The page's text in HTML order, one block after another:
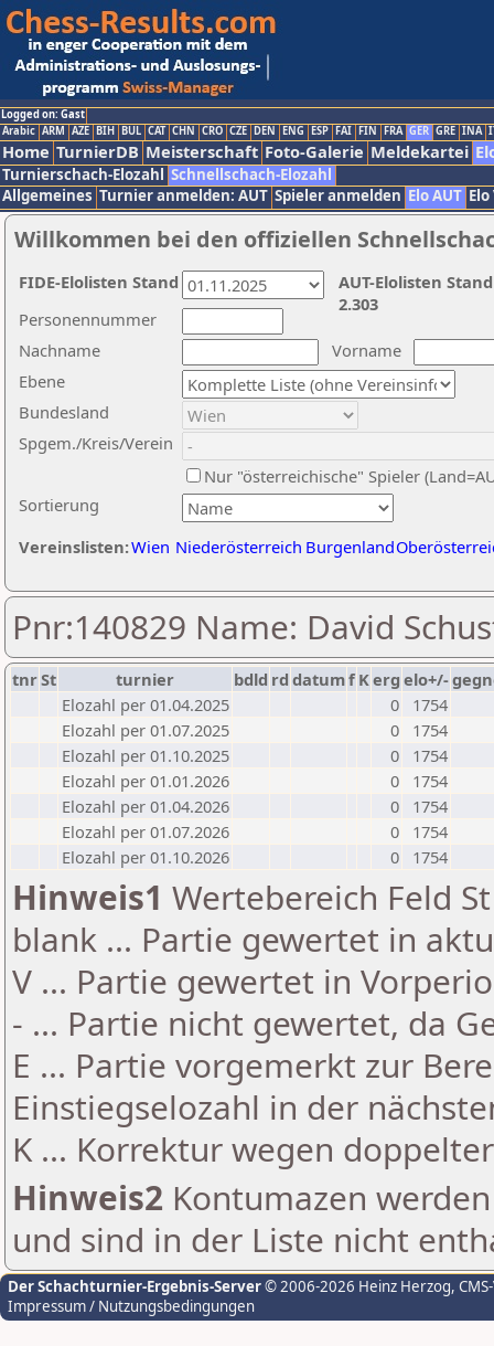
Logged on: Gast
Arabic ARM AZE BIH BUL CAT CHN CRO CZE DEN ENG ESP FAI FIN FRA GER GRE INA
Home TurnierDB Meisterschaft Foto-Galerie Meldekartei
Turnierschach-Elozahl Schnellschach-Elozahl
Allgemeines Turnier anmelden: AUT Spieler anmelden Elo AUT
Willkommen bei den offiziellen
Nachname
Vorname
Ebene
Sortierung
Personennummer
Bundesland
Spgem./Kreis/Verein
Nur "österreichische" Spieler
Vereinslisten:Wien Niederösterreich Burgenland
AUT-Elolisten
2.303
FIDE-Elolisten Stand
Pnr:140829 Name: David
tnrSt turnier bdld rd datumf Kerg elo+/-
Elozahl per 01.04.2025
0
1754
Elozahl per 01.07.2025
0
1754
Elozahl per 01.10.2025
0
1754
Elozahl per 01.01.2026
0
1754
Elozahl per 01.04.2026
0
1754
Elozahl per 01.07.2026
0
1754
Elozahl per 01.10.2026
0 1754
Hinweis1 Wertebereich Feld
blank ... Partie gewertet in
V ... Partie gewertet in
- ... Partie nicht gewertet, da
E ... Partie vorgemerkt zur
Einstiegselozahl in der
K ... Korrektur wegen
Hinweis2 Kontumazen
und sind in der Liste nicht
Der Schachturnier-Ergebnis-Server© 2006-2026 Heinz Herzog,
Impressum / Nutzungsbedingungen